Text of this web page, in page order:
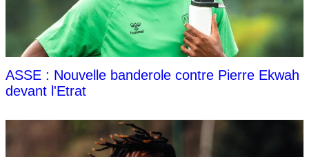
ASSE : Nouvelle banderole contre Pierre Ekwah
devant l'Etrat